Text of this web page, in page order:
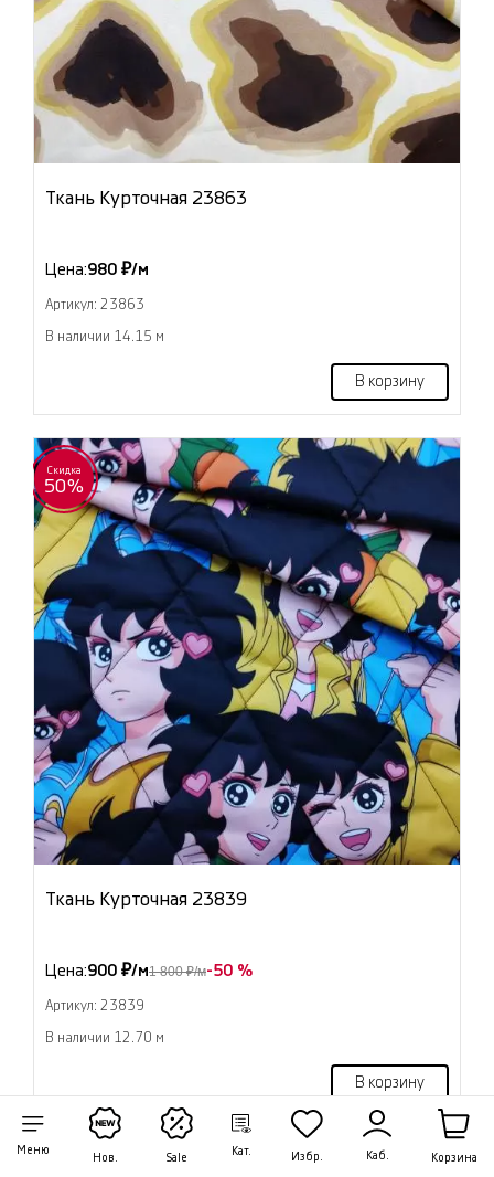
Меню
Нов. Sale
Кат. Избр. Каб. Корзина
Ткань Курточная 23863
Цена:980 ₽/м
Артикул: 23863
В наличии 14.15 м
В корзину
Скидка
50%
Ткань Курточная 23839
Цена:900 ₽/м1 800 ₽/м-50 %
Артикул: 23839
В наличии 12.70 м
В корзину